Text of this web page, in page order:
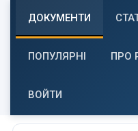
ДОКУМЕНТИ
ПОПУЛЯРНІ ПРО
ВОЙТИ